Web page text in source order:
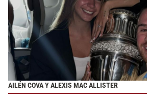
AILÉN COVA Y ALEXIS MAC ALLISTER